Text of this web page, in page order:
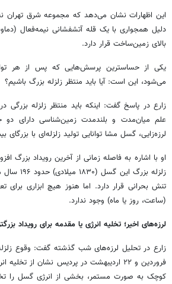
این اظهارات نشان می‌دهد که مجموعه شرق تهران
دلیل همجواری با یک قله آتشفشانی نیمه‌فعال
بالای زمین‌ساخت قرار دارد.
یکی از حساسترین پرسش‌هایی که پس از هر
می‌شود، این است: آیا باید منتظر زلزله بزرگ باشیم؟
زارع در پاسخ گفت: اینکه باید منتظر زلزله بزرگی
علم میان‌مدت و بلندمدت زمین‌شناسی دارای دو
لرزه‌زایی، گسل مشا توانایی تولید زلزله‌ای با بزرگای بیش از ۷
او با اشاره به فاصله زمانی از آخرین رویداد بزرگ
زلزله
تنش بحرانی قرار دارد. اما هنوز هیچ ابزاری برای
(ساعت، روز یا ماه) وجود ندارد.
لرزه‌های اخیر؛ تخلیه انرژی یا مقدمه برای رویداد
فروردین و ۲۲ اردیبهشت در پردیس نشان از
کوچک به صورت مستمر، بخشی از انرژی گسل را